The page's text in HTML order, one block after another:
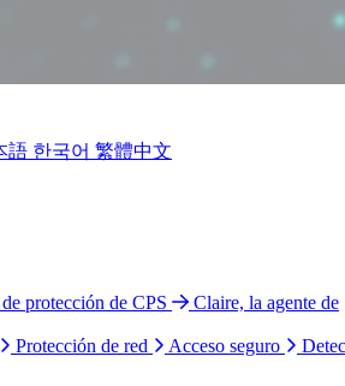
語 한국어 繁體中文
protección de CPS
Claire, la agente de
Protección de red Acceso seguro